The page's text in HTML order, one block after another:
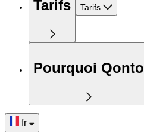
Tarifs Tarifs
Pourquoi Qonto
fr